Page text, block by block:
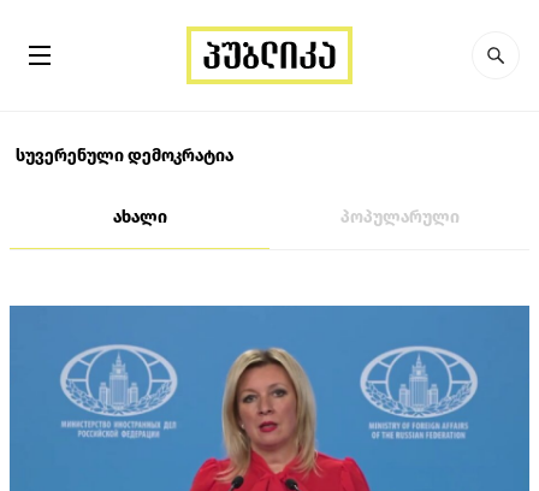
სუვერენული დემოკრატია
ახალი პოპულარული